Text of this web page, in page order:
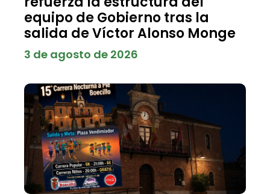
equipo de Gobierno tras la
salida de Víctor Alonso Monge
3 de agosto de 2026